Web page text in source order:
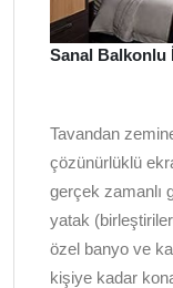
Sanal Balkonlu
Tavandan
çözünürlüklü
gerçek zamanlı
yatak
özel banyo ve
kişiye kadar